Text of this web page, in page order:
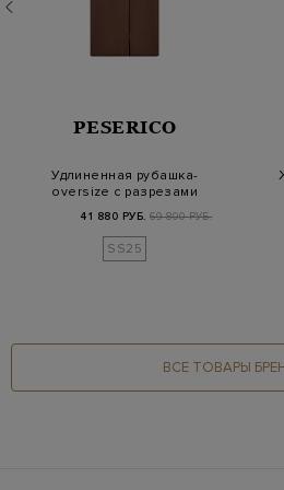
PESERICO
Удлиненная рубашка-
oversize с разрезами
41 880 РУБ. 69 800 РУБ.
SS25
ВСЕ ТОВАРЫ